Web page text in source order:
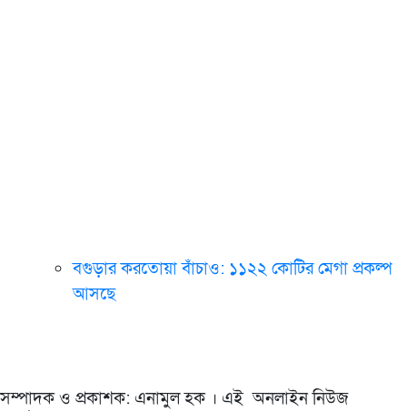
বগুড়ার করতোয়া বাঁচাও: ১১২২ কোটির মেগা প্রকল্প
আসছে
সম্পাদক ও প্রকাশক: এনামুল হক । এই অনলাইন নিউজ